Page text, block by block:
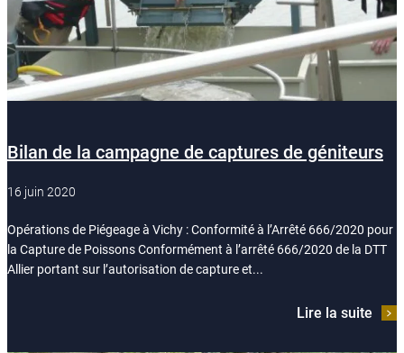
Bilan de la campagne de captures de géniteurs
16 juin 2020
Opérations de Piégeage à Vichy : Conformité à l’Arrêté 666/2020 pour
la Capture de Poissons Conformément à l’arrêté 666/2020 de la DTT
Allier portant sur l’autorisation de capture et...
Lire la suite